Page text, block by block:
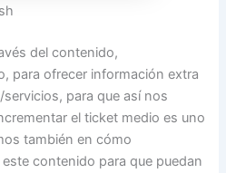
del contenido,
para ofrecer información extra
para que así nos
el ticket medio es uno
también en cómo
contenido para que puedan